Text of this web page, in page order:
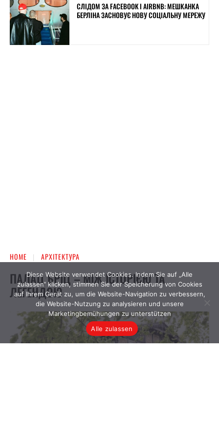
СЛІДОМ ЗА FACEBOOK І AIRBNB: МЕШКАНКА
БЕРЛІНА ЗАСНОВУЄ НОВУ СОЦІАЛЬНУ МЕРЕЖУ
Diese Website verwendet Cookies. Indem Sie auf „Alle
zulassen“ klicken, stimmen Sie der Speicherung von Cookies
auf Ihrem Gerät zu, um die Website-Navigation zu verbessern,
die Website-Nutzung zu analysieren und unsere
Marketingbemühungen zu unterstützen
Alle zulassen